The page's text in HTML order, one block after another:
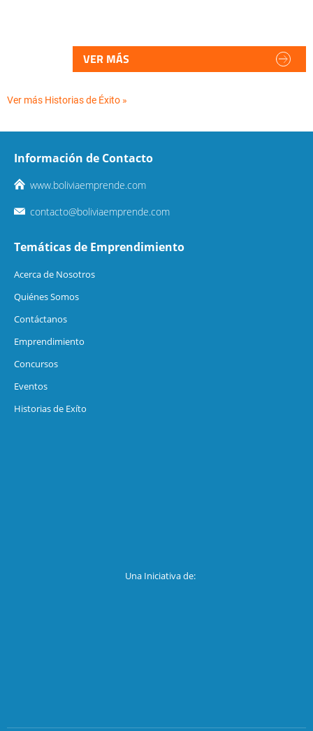
VER MÁS
Ver más Historias de Éxito »
Información de Contacto
www.boliviaemprende.com
contacto@boliviaemprende.com
Temáticas de Emprendimiento
Acerca de Nosotros
Quiénes Somos
Contáctanos
Emprendimiento
Concursos
Eventos
Historias de Exíto
Una Iniciativa de: